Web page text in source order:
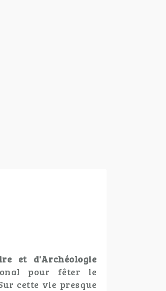
et d'Archéologie
pour fêter le
cette vie presque